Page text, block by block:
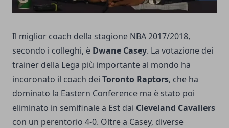
Il miglior coach della stagione NBA 2017/2018,
secondo i colleghi, è Dwane Casey. La votazione dei
trainer della Lega più importante al mondo ha
incoronato il coach dei Toronto Raptors, che ha
dominato la Eastern Conference ma è stato poi
eliminato in semifinale a Est dai Cleveland Cavaliers
con un perentorio 4-0. Oltre a Casey, diverse